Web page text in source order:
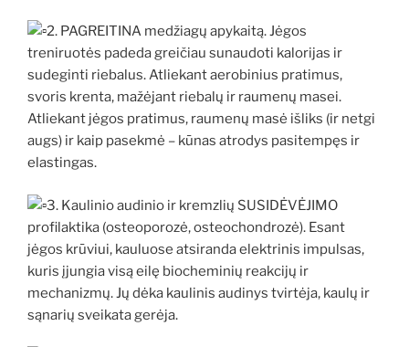
2. PAGREITINA medžiagų apykaitą. Jėgos
treniruotės padeda greičiau sunaudoti kalorijas ir
sudeginti riebalus. Atliekant aerobinius pratimus,
svoris krenta, mažėjant riebalų ir raumenų masei.
Atliekant jėgos pratimus, raumenų masė išliks (ir netgi
augs) ir kaip pasekmė – kūnas atrodys pasitempęs ir
elastingas.
3. Kaulinio audinio ir kremzlių SUSIDĖVĖJIMO
profilaktika (osteoporozė, osteochondrozė). Esant
jėgos krūviui, kauluose atsiranda elektrinis impulsas,
kuris įjungia visą eilę biocheminių reakcijų ir
mechanizmų. Jų dėka kaulinis audinys tvirtėja, kaulų ir
sąnarių sveikata gerėja.